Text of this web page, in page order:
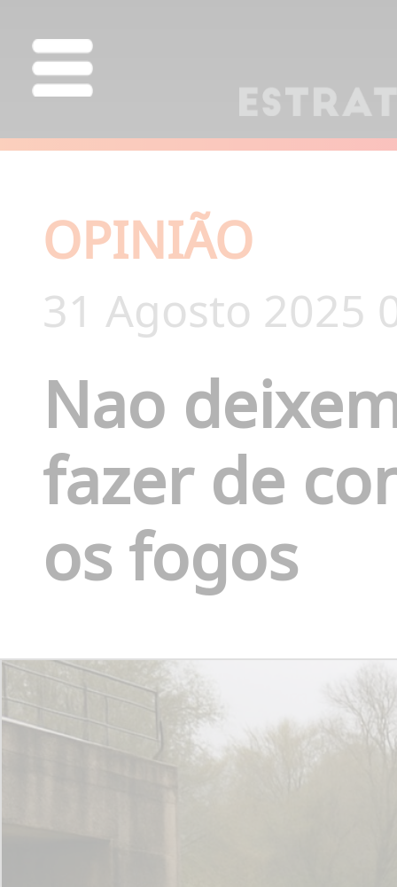
OPINIÃO
31 Agosto 2025
Nao
fazer de
os fogos